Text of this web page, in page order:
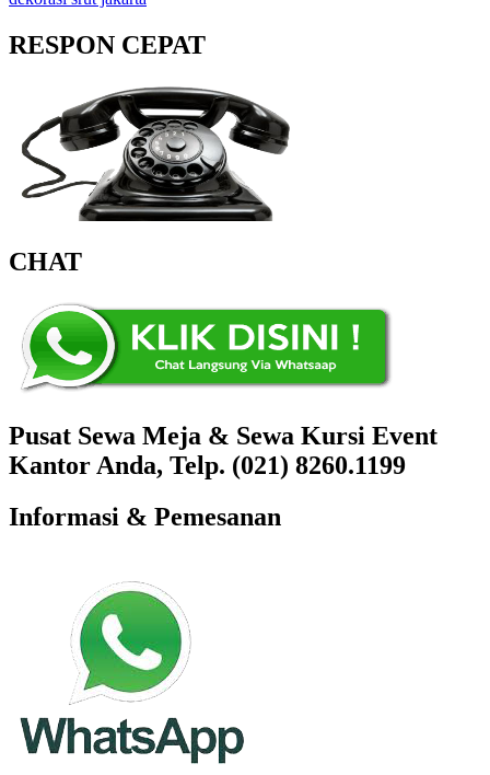
RESPON CEPAT
CHAT
Pusat Sewa Meja & Sewa Kursi Event
Kantor Anda, Telp. (021) 8260.1199
Informasi & Pemesanan